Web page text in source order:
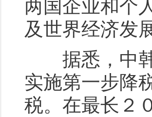
两国企业和个
及世界经济发
据悉，中韩
实施第一步降
税。在最长２